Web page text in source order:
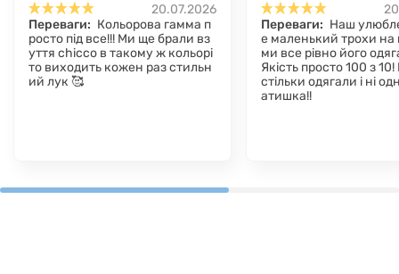
20.07.2026
Переваги: Кольорова гамма п
росто під все!!! Ми ще брали вз
уття chicco в такому ж кольорі
то виходить кожен раз стильн
ий лук 🥰
Переваги: Наш
е маленький трохи на
ми все рівно його
Якість просто 100 з
стільки одягали і ні
атишка!!